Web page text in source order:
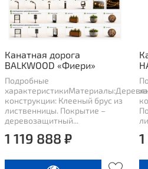
Канатная дорога
BALKWOOD «Фиери»
Подробные
конструкции: Клееный брус из
лиственницы. Покрытие –
деревозащитный...
1 119 888 ₽